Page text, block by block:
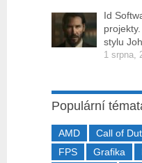
Id
stylu
1 srpna,
Populární
AMD Call of
FPS
Grafika